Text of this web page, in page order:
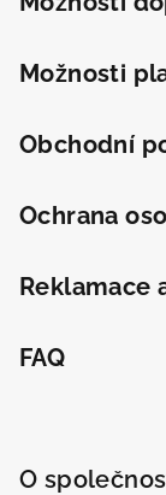
Možnosti
Obchodní
Ochrana
Reklamace
FAQ
O